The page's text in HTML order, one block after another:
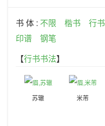
书 体 : 不限 楷书 行书
印谱
钢笔
【行书书法】
苏辙 米芾